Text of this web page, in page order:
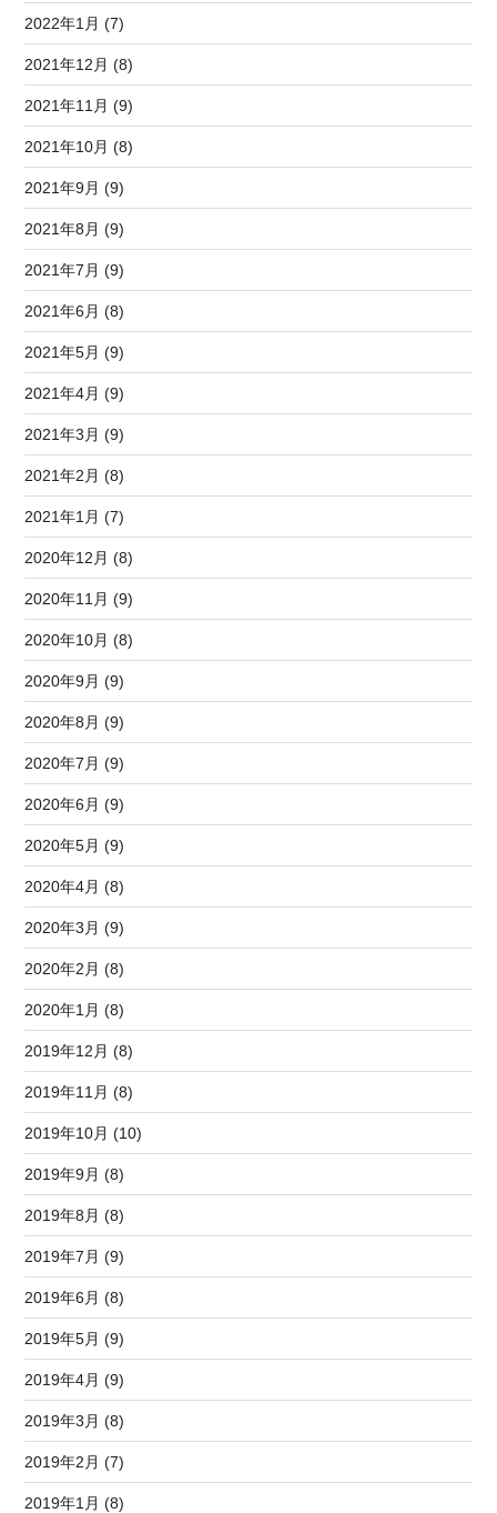
2022年1月 (7)
2021年12月 (8)
2021年11月 (9)
2021年10月 (8)
2021年9月 (9)
2021年8月 (9)
2021年7月 (9)
2021年6月 (8)
2021年5月 (9)
2021年4月 (9)
2021年3月 (9)
2021年2月 (8)
2021年1月 (7)
2020年12月 (8)
2020年11月 (9)
2020年10月 (8)
2020年9月 (9)
2020年8月 (9)
2020年7月 (9)
2020年6月 (9)
2020年5月 (9)
2020年4月 (8)
2020年3月 (9)
2020年2月 (8)
2020年1月 (8)
2019年12月 (8)
2019年11月 (8)
2019年10月 (10)
2019年9月 (8)
2019年8月 (8)
2019年7月 (9)
2019年6月 (8)
2019年5月 (9)
2019年4月 (9)
2019年3月 (8)
2019年2月 (7)
2019年1月 (8)